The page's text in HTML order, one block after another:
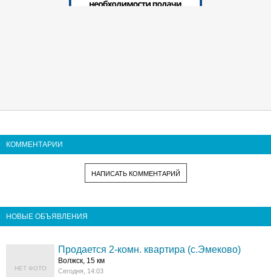
КОММЕНТАРИИ
НАПИСАТЬ КОММЕНТАРИЙ
НОВЫЕ ОБЪЯВЛЕНИЯ
НЕТ ФОТО
Продается 2-комн. квартира (с.Эмеково)
Волжск, 15 км
Сегодня, 14:03